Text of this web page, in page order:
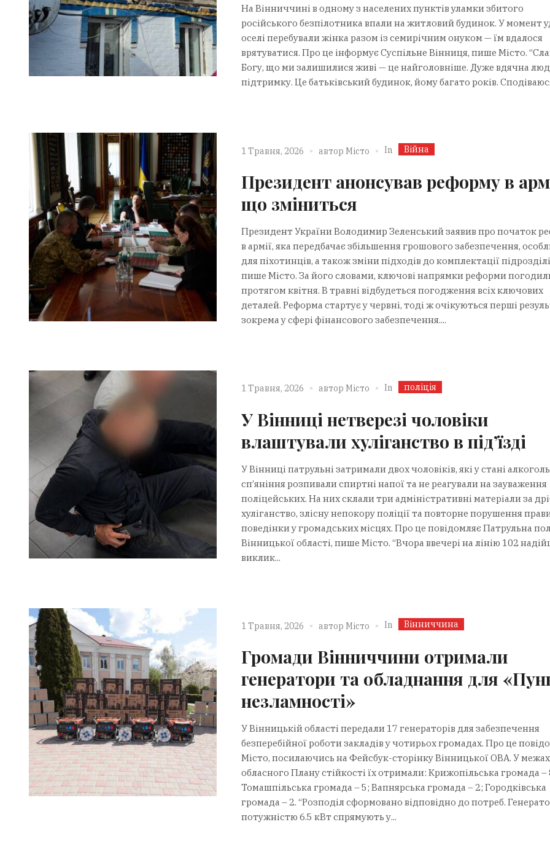
На Вінниччині в одному з населених пунктів уламки збитого
російського безпілотника впали на житловий будинок. У момент
оселі перебували жінка разом із семирічним онуком — їм вдалося
врятуватися. Про це інформує Суспільне Вінниця, пише Місто.
Богу, що ми залишилися живі — це найголовніше. Дуже вдячна
підтримку. Це батьківський будинок, йому багато років.
1 Травня, 2026 автор Місто In Війна
Президент анонсував реформу в
що зміниться
Президент України Володимир Зеленський заявив про початок
в армії, яка передбачає збільшення грошового забезпечення,
для піхотинців, а також зміни підходів до комплектації
пише Місто. За його словами, ключові напрямки реформи
протягом квітня. В травні відбудеться погодження всіх ключових
деталей. Реформа стартує у червні, тоді ж очікуються перші
зокрема у сфері фінансового забезпечення....
1 Травня, 2026 автор Місто In поліція
У Вінниці нетверезі чоловіки
влаштували хуліганство в під’їзді
У Вінниці патрульні затримали двох чоловіків, які у стані
сп’яніння розпивали спиртні напої та не реагували на зауваження
поліцейських. На них склали три адміністративні матеріали за
хуліганство, злісну непокору поліції та повторне порушення
поведінки у громадських місцях. Про це повідомляє Патрульна
Вінницької області, пише Місто. “Вчора ввечері на лінію 102
виклик...
1 Травня, 2026 автор Місто In Вінниччина
Громади Вінниччини отримали
генератори та обладнання для
незламності»
У Вінницькій області передали 17 генераторів для забезпечення
безперебійної роботи закладів у чотирьох громадах. Про це
Місто, посилаючись на Фейсбук-сторінку Вінницької ОВА. У межах
обласного Плану стійкості їх отримали: Крижопільська громада –
Томашпільська громада – 5; Вапнярська громада – 2; Городківська
громада – 2. “Розподіл сформовано відповідно до потреб.
потужністю 6.5 кВт спрямують у...